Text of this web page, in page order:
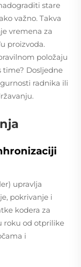
stare
važno. Takva
vremena za
proizvoda.
položaju
time? Dosljedne
radnika ili
upravlja
pokrivanje i
kodera za
roku od otprilike
i